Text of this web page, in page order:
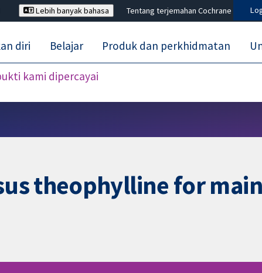
Lebih banyak bahasa Tentang terjemahan Cochrane
kami dipercayai
diri Belajar Produk dan perkhidmatan
theophylline for